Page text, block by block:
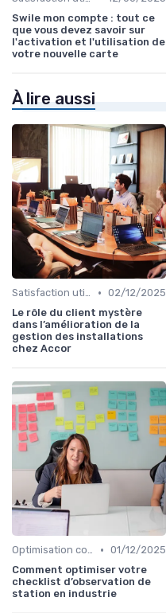
Swile mon compte : tout ce
que vous devez savoir sur
l'activation et l'utilisation de
votre nouvelle carte
À lire aussi
Satisfaction utilisateurs • 02/12/2025
Le rôle du client mystère
dans l’amélioration de la
gestion des installations
chez Accor
Optimisation coûts • 01/12/2025
Comment optimiser votre
checklist d’observation de
station en industrie